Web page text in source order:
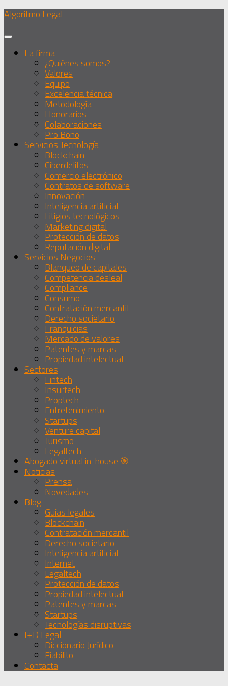
Debajo
del
contenido
Algoritmo Legal
La firma
¿Quiénes somos?
Valores
Equipo
Excelencia técnica
Metodología
Honorarios
Colaboraciones
Pro Bono
Servicios Tecnología
Blockchain
Ciberdelitos
Comercio electrónico
Contratos de software
Innovación
Inteligencia artificial
Litigios tecnológicos
Marketing digital
Protección de datos
Reputación digital
Servicios Negocios
Blanqueo de capitales
Competencia desleal
Compliance
Consumo
Contratación mercantil
Derecho societario
Franquicias
Mercado de valores
Patentes y marcas
Propiedad intelectual
Sectores
Fintech
Insurtech
Proptech
Entretenimiento
Startups
Venture capital
Turismo
Legaltech
Abogado virtual in-house 🎯
Noticias
Prensa
Novedades
Blog
Guías legales
Blockchain
Contratación mercantil
Derecho societario
Inteligencia artificial
Internet
Legaltech
Protección de datos
Propiedad intelectual
Patentes y marcas
Startups
Tecnologías disruptivas
I+D Legal
Diccionario Jurídico
Fiabilito
Contacta